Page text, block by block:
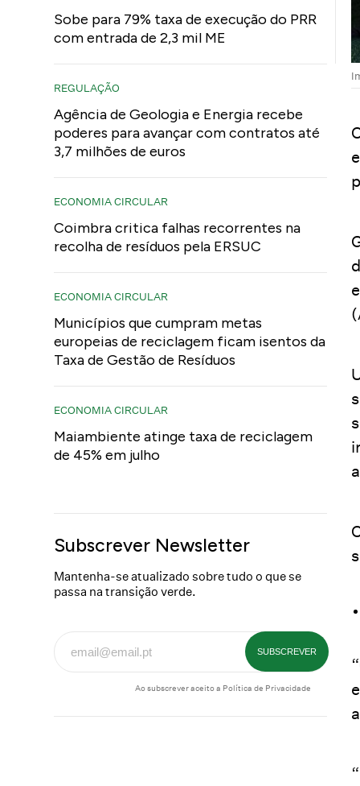
Sobe para 79% taxa de execução do PRR
com entrada de 2,3 mil ME
REGULAÇÃO
Agência de Geologia e Energia recebe
poderes para avançar com contratos até
3,7 milhões de euros
ECONOMIA CIRCULAR
Coimbra critica falhas recorrentes na
recolha de resíduos pela ERSUC
ECONOMIA CIRCULAR
Municípios que cumpram metas
europeias de reciclagem ficam isentos da
Taxa de Gestão de Resíduos
ECONOMIA CIRCULAR
Maiambiente atinge taxa de reciclagem
de 45% em julho
Subscrever Newsletter
Mantenha-se atualizado sobre tudo o que se
passa na transição verde.
Ao subscrever aceito a Política de Privacidade